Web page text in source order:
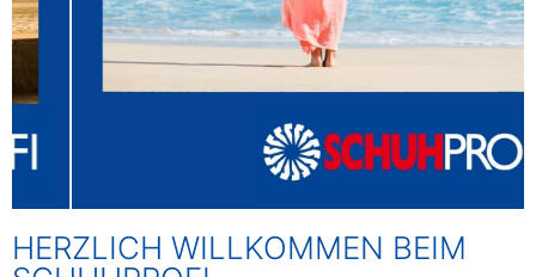
HERZLICH WILLKOMMEN BEIM